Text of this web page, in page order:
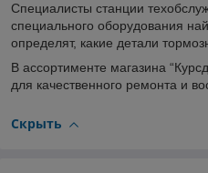
Специалисты станции
специального оборудования
определят, какие детали
В ассортименте магазина
для качественного ремонта и
Скрыть